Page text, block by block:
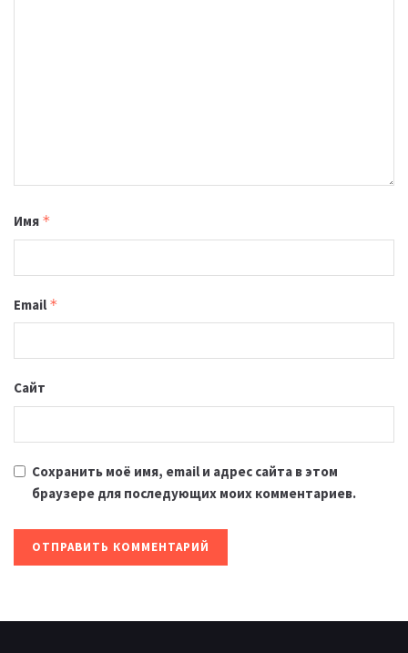
Имя *
Email *
Сайт
Сохранить моё имя, email и адрес сайта в этом
браузере для последующих моих комментариев.